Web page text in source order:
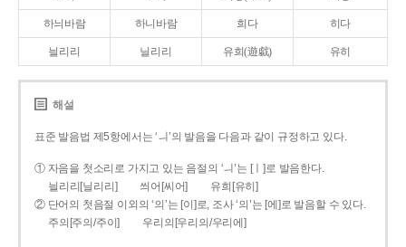
하늬바람 하니바람 희다 히다
늴리리 닐리리 유희(遊戱) 유히
해설
표준 발음법 제5항에서는 ‘ㅢ’의 발음을 다음과 같이 규정하고 있다.
① 자음을 첫소리로 가지고 있는 음절의 ‘ㅢ’는 [ㅣ]로 발음한다.
늴리리[닐리리]
씌어[씨어]
유희[유히]
② 단어의 첫음절 이외의 ‘의’는 [이]로, 조사 ‘의’는 [에]로 발음할 수 있다.
주의[주의/주이]
우리의[우리의/우리에]